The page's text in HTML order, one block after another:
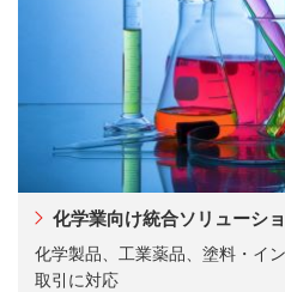
化学業向け統合ソリューシ
化学製品、工業薬品、塗料・イ
取引に対応